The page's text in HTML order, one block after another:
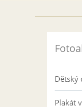
Dětský
Plakát